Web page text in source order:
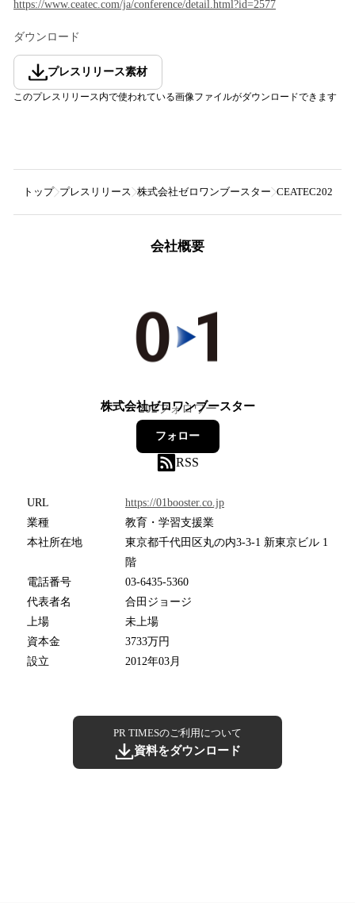
https://www.ceatec.com/ja/conference/detail.html?id=2577
ダウンロード
プレスリリース素材
このプレスリリース内で使われている画像ファイルがダウンロードできます
トップ プレスリリース 株式会社ゼロワンブースター CEATEC2024ネ
会社概要
株式会社ゼロワンブースター
202フォロワー
フォロー
RSS
URL
https://01booster.co.jp
業種
教育・学習支援業
本社所在地
東京都千代田区丸の内3-3-1 新東京ビル 1
階
電話番号
03-6435-5360
代表者名
合田ジョージ
上場
未上場
資本金
3733万円
設立
2012年03月
PR TIMESのご利用について
資料をダウンロード